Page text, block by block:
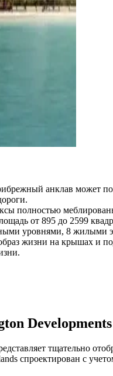
анклав может
полностью
от 895 до 2599
уровнями, 8 жилыми
жизни на крышах и
тщательно
спроектирован с